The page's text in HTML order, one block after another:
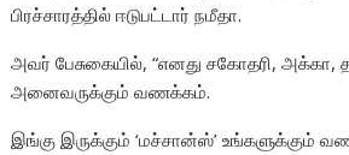
பிரச்சாரத்தில் ஈடுபட்டார் நமீதா.
அவர் பேசுகையில், “எனது சகோதரி, அக்கா,
அனைவருக்கும் வணக்கம்.
இங்கு இருக்கும் ‘மச்சான்ஸ்’ உங்களுக்கும்